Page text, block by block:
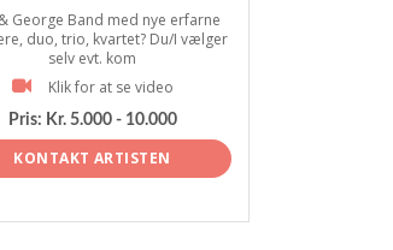
George Band med nye erfarne
duo, trio, kvartet? Du/I vælger
selv evt. kom
Klik for at se video
Pris: Kr. 5.000 - 10.000
KONTAKT ARTISTEN